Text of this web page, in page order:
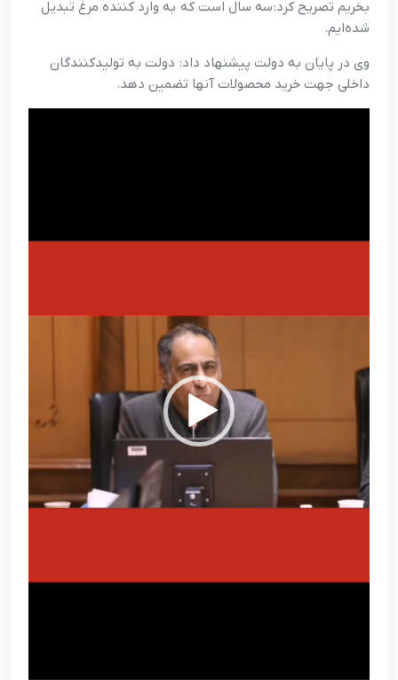
بخریم تصریح کرد: سه سال است که به وارد کننده مرغ تبدیل
شده‌ایم.
وی در پایان به دولت پیشنهاد داد: دولت به تولیدکنندگان
داخلی جهت خرید محصولات آنها تضمین دهد.